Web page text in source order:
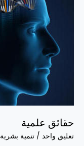
حقائق علمية
تعليق واحد / تنمية بشرية